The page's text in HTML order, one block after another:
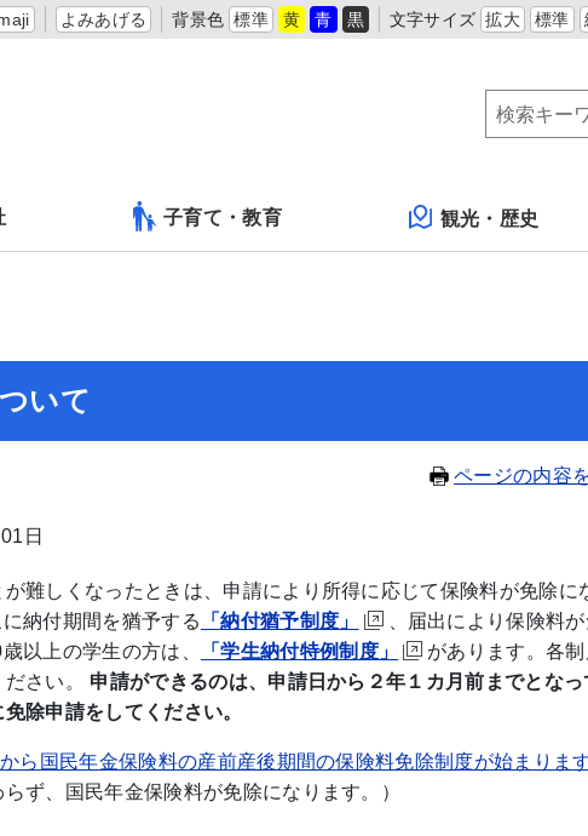
よみあげる 背景色 標準 黄 青 黒 文字サイズ 拡大 標準
子育て・教育 観光・歴史
いて
ページの内容
日
難しくなったときは、申請により所得に応じて保険料が免除に
納付期間を猶予する 「納付猶予制度」
、届出により保険料
以上の学生の方は、 「学生納付特例制度」
があります。各
さい。
申請ができるのは、申請日から２年１カ月前までとなっ
除申請をしてください。
から国民年金保険料の産前産後期間の保険料免除制度が始まりま
ず、国民年金保険料が免除になります。）